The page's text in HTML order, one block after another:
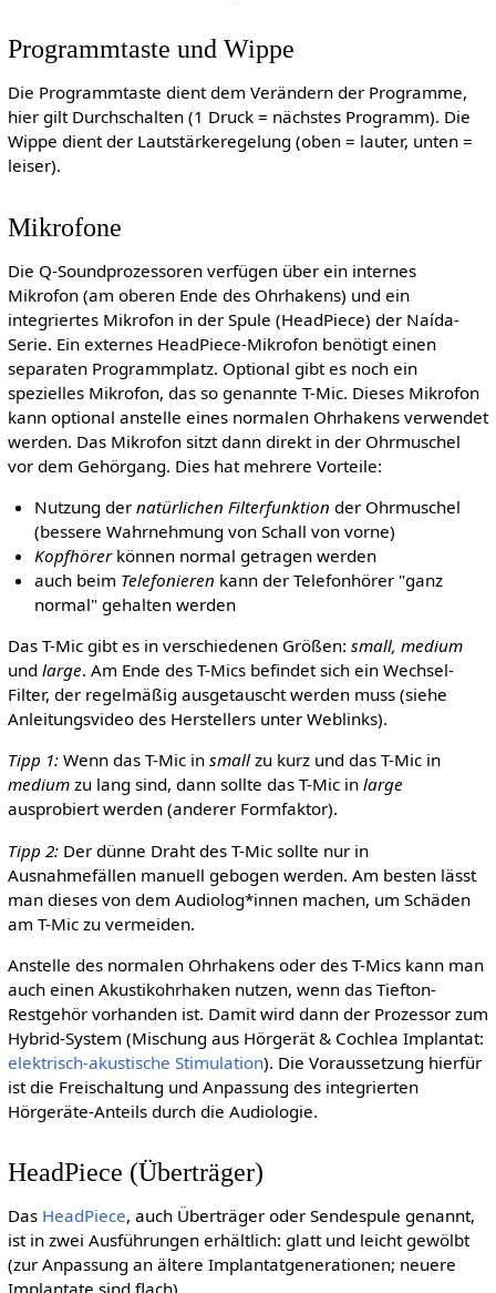
Programmtaste und Wippe
Die Programmtaste dient dem Verändern der Programme,
hier gilt Durchschalten (1 Druck = nächstes Programm). Die
Wippe dient der Lautstärkeregelung (oben = lauter, unten =
leiser).
Mikrofone
Die Q-Soundprozessoren verfügen über ein internes
Mikrofon (am oberen Ende des Ohrhakens) und ein
integriertes Mikrofon in der Spule (HeadPiece) der Naída-
Serie. Ein externes HeadPiece-Mikrofon benötigt einen
separaten Programmplatz. Optional gibt es noch ein
spezielles Mikrofon, das so genannte T-Mic. Dieses Mikrofon
kann optional anstelle eines normalen Ohrhakens verwendet
werden. Das Mikrofon sitzt dann direkt in der Ohrmuschel
vor dem Gehörgang. Dies hat mehrere Vorteile:
Nutzung dernatürlichen Filterfunktion der Ohrmuschel
(bessere Wahrnehmung von Schall von vorne)
Kopfhörerkönnen normal getragen werden
auch beim Telefonieren kann der Telefonhörer "ganz
normal" gehalten werden
Das T-Mic gibt es in verschiedenen Größen: small, medium
und large. Am Ende des T-Mics befindet sich ein Wechsel-
Filter, der regelmäßig ausgetauscht werden muss (siehe
Anleitungsvideo des Herstellers unter Weblinks).
Tipp 1:Wenn das T-Mic in smallzu kurz und das T-Mic in
mediumzu lang sind, dann sollte das T-Mic in large
ausprobiert werden (anderer Formfaktor).
Tipp 2:Der dünne Draht des T-Mic sollte nur in
Ausnahmefällen manuell gebogen werden. Am besten lässt
man dieses von dem Audiolog*innen machen, um Schäden
am T-Mic zu vermeiden.
Anstelle des normalen Ohrhakens oder des T-Mics kann man
auch einen Akustikohrhaken nutzen, wenn das Tiefton-
Restgehör vorhanden ist. Damit wird dann der Prozessor zum
Hybrid-System (Mischung aus Hörgerät & Cochlea Implantat:
elektrisch-akustische Stimulation). Die Voraussetzung hierfür
ist die Freischaltung und Anpassung des integrierten
Hörgeräte-Anteils durch die Audiologie.
HeadPiece (Überträger)
Das HeadPiece, auch Überträger oder Sendespule genannt,
ist in zwei Ausführungen erhältlich: glatt und leicht gewölbt
(zur Anpassung an ältere Implantatgenerationen; neuere